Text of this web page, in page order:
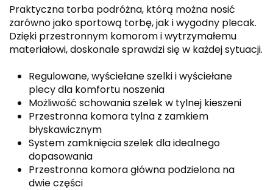
Praktyczna torba podróżna, którą można nosić
zarówno jako sportową torbę, jak i wygodny plecak.
Dzięki przestronnym komorom i wytrzymałemu
materiałowi, doskonale sprawdzi się w każdej sytuacji.
Regulowane, wyściełane szelki i wyściełane
plecy dla komfortu noszenia
Możliwość schowania szelek w tylnej kieszeni
Przestronna komora tylna z zamkiem
błyskawicznym
System zamknięcia szelek dla idealnego
dopasowania
Przestronna komora główna podzielona na
dwie części